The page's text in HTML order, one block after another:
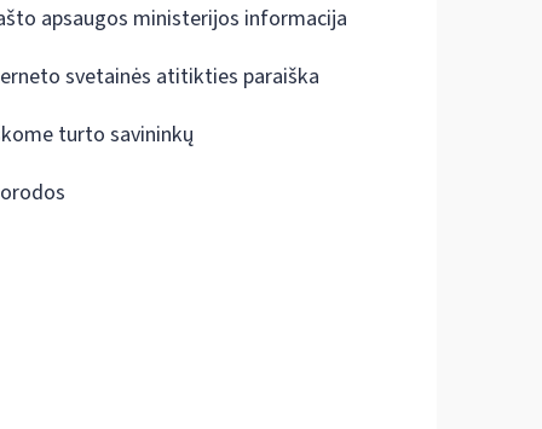
apsaugos ministerijos informacija
svetainės atitikties paraiška
turto savininkų